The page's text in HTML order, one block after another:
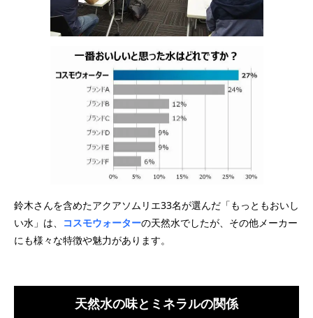
鈴木さんを含めたアクアソムリエ33名が選んだ「もっともおいし
い水」は、
コスモウォーターの天然水でしたが、その他メーカー
にも様々な特徴や魅力があります。
天然水の味とミネラルの関係